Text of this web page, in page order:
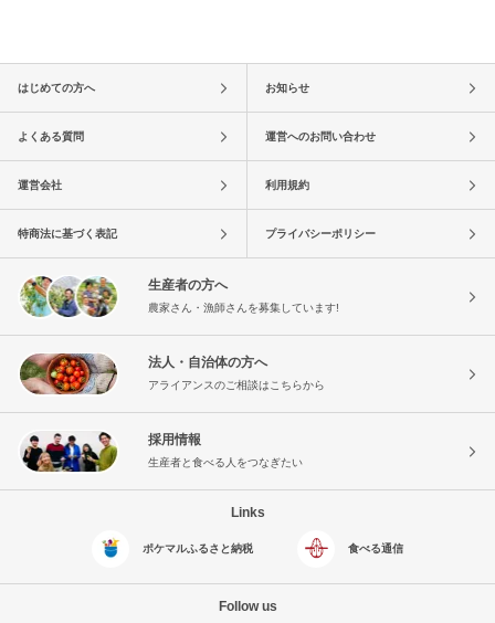
はじめての方へ お知らせ
よくある質問 運営へのお問い合わせ
運営会社 利用規約
特商法に基づく表記 プライバシーポリシー
生産者の方へ
農家さん・漁師さんを募集しています!
法人・自治体の方へ
アライアンスのご相談はこちらから
採用情報
生産者と食べる人をつなぎたい
Links
ポケマルふるさと納税 食べる通信
Follow us